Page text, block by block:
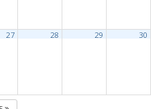
27 28 29 30